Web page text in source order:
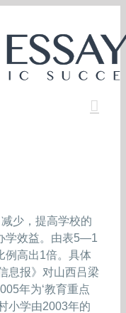
少，提高学校的
学效益。由表5—1
例高出1倍。具体
息报》对山西吕梁
年为‘教育重点
小学由2003年的